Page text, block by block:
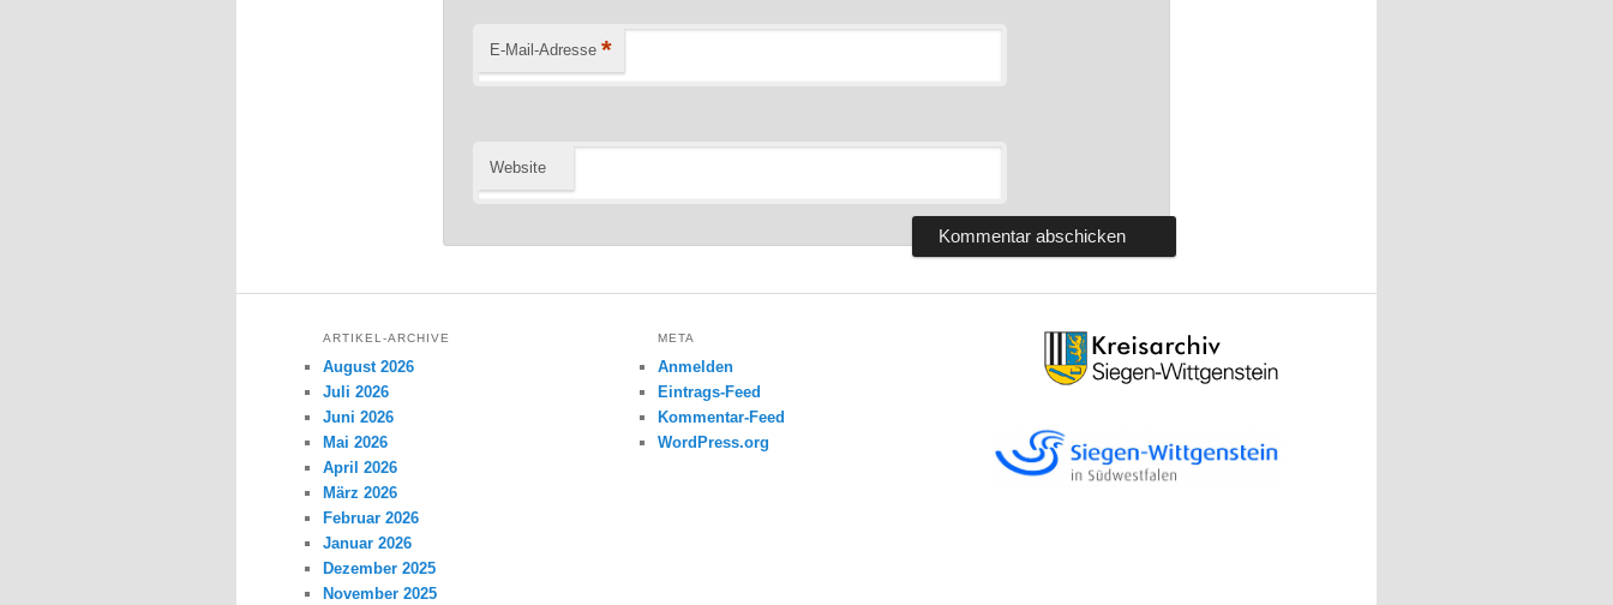
E-Mail-Adresse *
Website
ARTIKEL-ARCHIVE
August 2026
Juli 2026
Juni 2026
Mai 2026
April 2026
März 2026
Februar 2026
Januar 2026
Dezember 2025
November 2025
META
Anmelden
Eintrags-Feed
Kommentar-Feed
WordPress.org